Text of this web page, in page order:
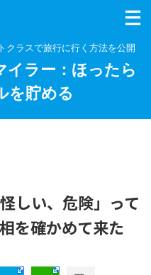
クラスで旅行に行く方法を公開
イラー：ほったら
を貯める
しい、危険」って
を確かめて来た